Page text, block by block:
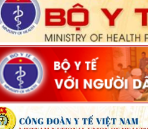
Quyết định Phê duyệt Kế hoạch
nhiệm vụ khám sức khoẻ định kỳ
sàng lọc miễn phí ít nhất mỗi năm
người dân
Chỉ thị về việc tổ chức khám sức
hoặc khám sàng lọc miễn phí cho
Tăng cường công tác truyền thông
chống bệnh viêm não vi rút và viêm
Bản
Phối hợp tuyên truyền, phổ biến và